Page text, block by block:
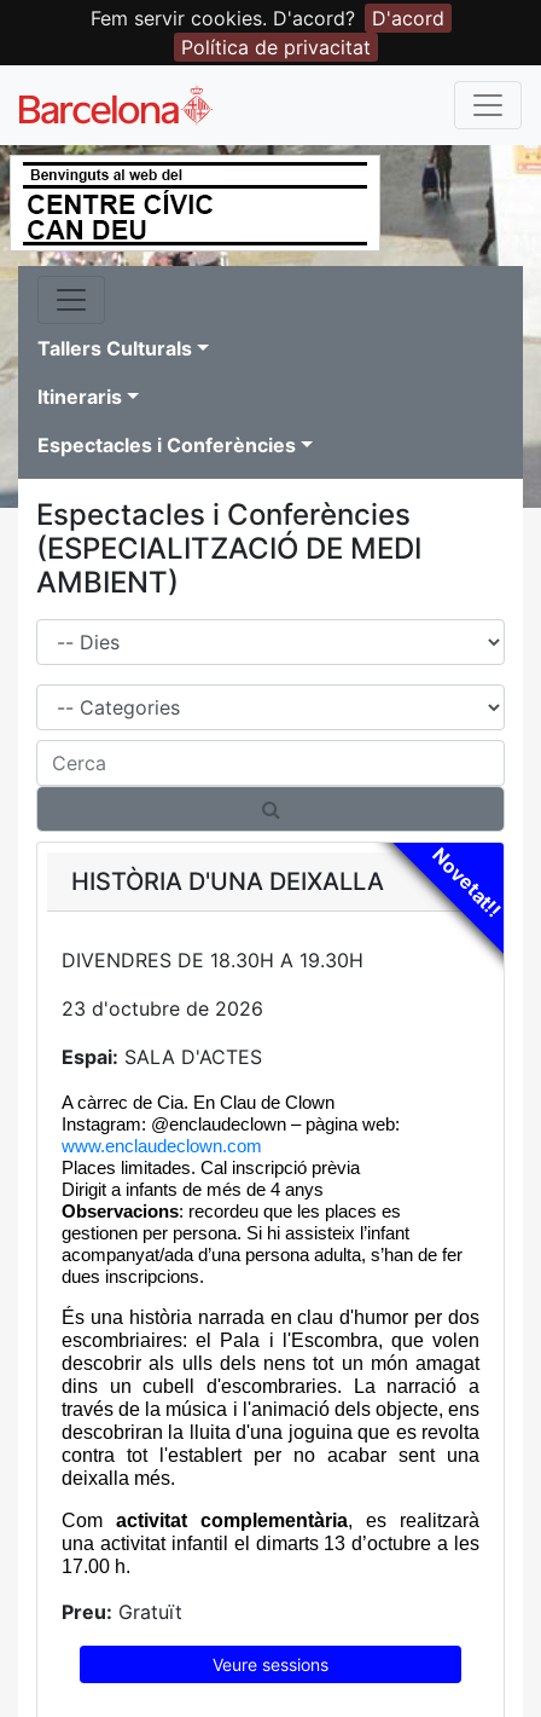
Fem servir cookies. D'acord?
D'acord
Política de privacitat
Tallers Culturals
Itineraris
Espectacles i Conferències
Espectacles i Conferències
(ESPECIALITZACIÓ DE MEDI
AMBIENT)
Dies
Família
Cerca
Novetat!!
HISTÒRIA D'UNA DEIXALLA
DIVENDRES DE 18.30H A 19.30H
23 d'octubre de 2026
Espai: SALA D'ACTES
A càrrec de Cia. En Clau de Clown
Instagram: @enclaudeclown – pàgina web:
www.enclaudeclown.com
Places limitades. Cal inscripció prèvia
Dirigit a infants de més de 4 anys
Observacions: recordeu que les places es
gestionen per persona. Si hi assisteix l’infant
acompanyat/ada d’una persona adulta, s’han de fer
dues inscripcions.
És una història narrada en clau d'humor per dos
escombriaires: el Pala i l'Escombra, que volen
descobrir als ulls dels nens tot un món amagat
dins un cubell d'escombraries. La narració a
través de la música i l'animació dels objecte, ens
descobriran la lluita d'una joguina que es revolta
contra tot l'establert per no acabar sent una
deixalla més.
Com activitat complementària, es realitzarà
una activitat infantil el dimarts 13 d’octubre a les
17.00 h.
Preu: Gratuït
Veure sessions